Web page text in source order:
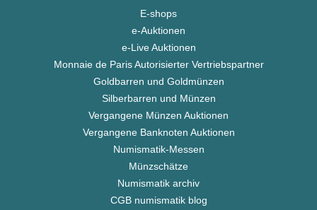
E-shops
e-Auktionen
e-Live Auktionen
Monnaie de Paris Autorisierter Vertriebspartner
Goldbarren und Goldmünzen
Silberbarren und Münzen
Vergangene Münzen Auktionen
Vergangene Banknoten Auktionen
Numismatik-Messen
Münzschätze
Numismatik archiv
CGB numismatik blog